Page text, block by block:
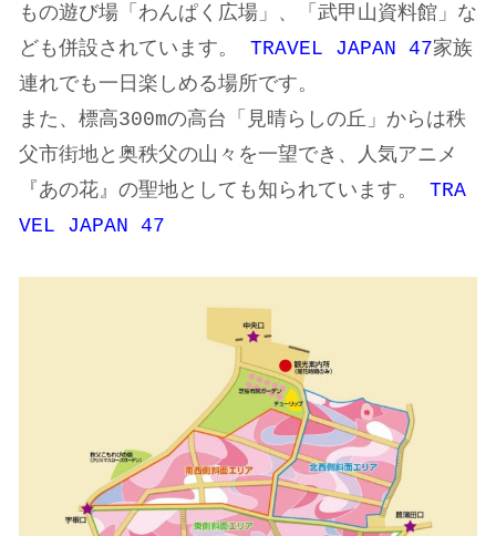
もの遊び場「わんぱく広場」、「武甲山資料館」な
ども併設されています。 TRAVEL JAPAN 47家族
連れでも一日楽しめる場所です。
また、標高300mの高台「見晴らしの丘」からは秩
父市街地と奥秩父の山々を一望でき、人気アニメ
『あの花』の聖地としても知られています。 TRA
VEL JAPAN 47